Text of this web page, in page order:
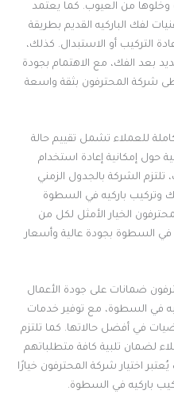
وخلوها من العيوب. كما يعتمد
لفك الباركيه القديم بطريقة
التركيب أو الاستبدال. كذلك،
بعد الفك، مع الاهتمام بجودة
شركة المحترفون بثقة واسعة
للعملاء تشمل تقييم حالة
حول إمكانية إعادة استخدام
تلتزم الشركة بالجدول الزمني
وتركيب باركيه في السطوة
الخيار الأمثل لكل من
السطوة بجودة عالية وأسعار
ضمانات على جودة الأعمال
في السطوة، مع توفير خدمات
في أفضل حالاتها. كما تلتزم
لضمان تلبية كافة متطلباتهم
اختيار شركة المحترفون خيارًا
باركيه في السطوة.